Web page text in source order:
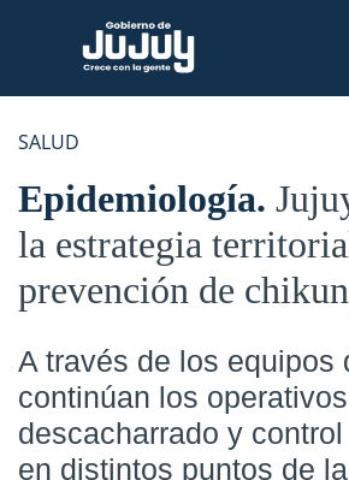
SALUD
Epidemiología
la estrategia
prevención de
A través de los equipos
continúan los
descacharrado y
en distintos puntos de